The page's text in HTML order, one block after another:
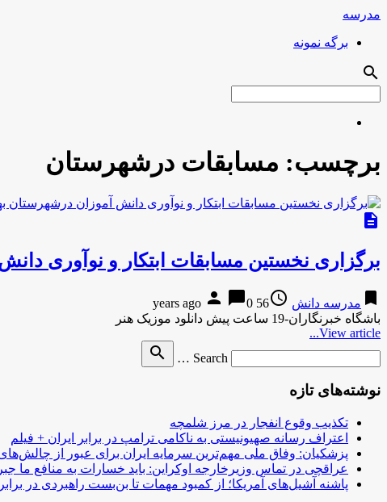
مدرسه
برگه نمونه
search
برچسب: مسابقات درشهرستان
description
برگزاری نخستین مسابقات ابتکار و نوآوری
bookmark مدرسه دانش access_time
56 years ago
person chat_bubble0
باشگاه خبرنگاران-19 ساعت پیش دانلود موزیک هنر
View article...
Search …
search
نوشته‌های تازه
تکذیب وقوع انفجار در مرز شلمچه
اعتراف رسانه صهیونیستی به ناکامی ترامپ در برابر ایران + فیلم
پزشکیان: وفاق ملی مهم‌ترین سرمایه ایران برای عبور از
عراقچی در تماس وزیرخارجه اوکراین: باید خسارات به منافع ما
پاشنه آشیل‌های آمریکا؛ از کمبود مهمات تا بن‌بست راهبردی در